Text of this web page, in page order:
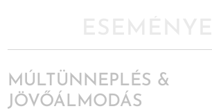
MÚLTÜNNEPLÉS &
JÖVŐÁLMODÁS